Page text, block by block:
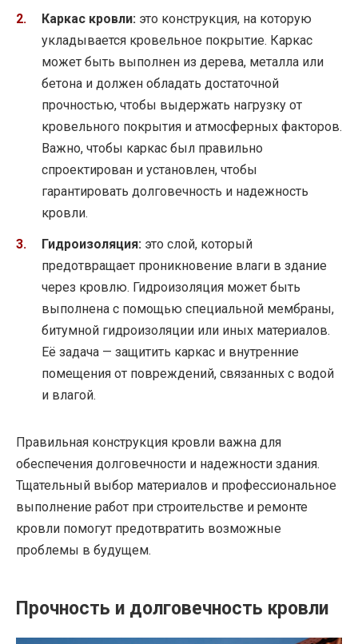
Каркас кровли: это конструкция, на которую
укладывается кровельное покрытие. Каркас
может быть выполнен из дерева, металла или
бетона и должен обладать достаточной
прочностью, чтобы выдержать нагрузку от
кровельного покрытия и атмосферных факторов.
Важно, чтобы каркас был правильно
спроектирован и установлен, чтобы
гарантировать долговечность и надежность
кровли.
Гидроизоляция: это слой, который
предотвращает проникновение влаги в здание
через кровлю. Гидроизоляция может быть
выполнена с помощью специальной мембраны,
битумной гидроизоляции или иных материалов.
Её задача — защитить каркас и внутренние
помещения от повреждений, связанных с водой
и влагой.
Правильная конструкция кровли важна для
обеспечения долговечности и надежности здания.
Тщательный выбор материалов и профессиональное
выполнение работ при строительстве и ремонте
кровли помогут предотвратить возможные
проблемы в будущем.
Прочность и долговечность кровли